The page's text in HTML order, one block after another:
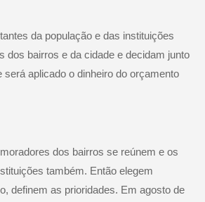
da população e das instituições
dos bairros e da cidade e decidam junto
será aplicado o dinheiro do orçamento
dos bairros se reúnem e os
também. Então elegem
definem as prioridades. Em agosto de